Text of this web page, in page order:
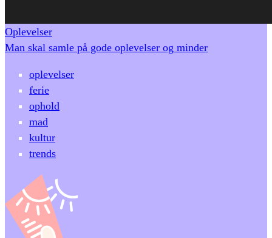
Oplevelser
Man skal samle på gode oplevelser og minder
oplevelser
ferie
ophold
mad
kultur
trends